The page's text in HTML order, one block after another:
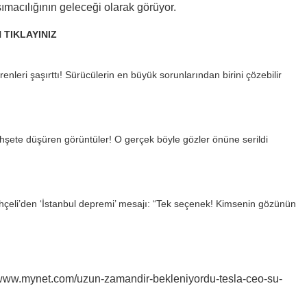
geleceği olarak görüyor.
TIKLAYINIZ
şaşırttı! Sürücülerin en büyük sorunlarından birini çözebilir
düşüren görüntüler! O gerçek böyle gözler önüne serildi
‘İstanbul depremi’ mesajı: “Tek seçenek! Kimsenin gözünün
uzun-zamandir-bekleniyordu-tesla-ceo-su-